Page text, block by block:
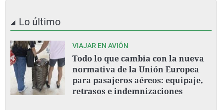
Lo último
VIAJAR EN AVIÓN
Todo lo que cambia con la nueva
normativa de la Unión Europea
para pasajeros aéreos: equipaje,
retrasos e indemnizaciones